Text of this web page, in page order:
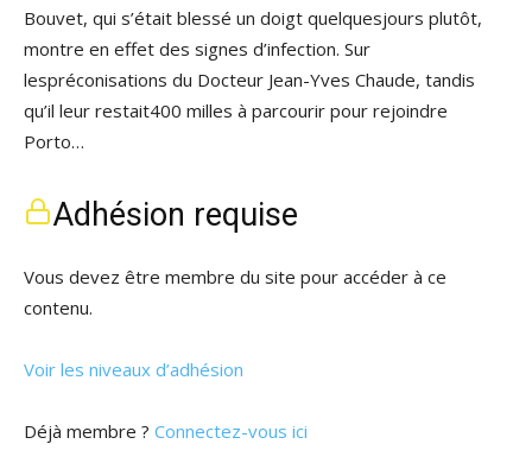
Bouvet, qui s’était blessé un doigt quelquesjours plutôt,
montre en effet des signes d’infection. Sur
lespréconisations du Docteur Jean-Yves Chaude, tandis
qu’il leur restait400 milles à parcourir pour rejoindre
Porto…
Adhésion requise
Vous devez être membre du site pour accéder à ce
contenu.
Voir les niveaux d’adhésion
Déjà membre ? Connectez-vous ici